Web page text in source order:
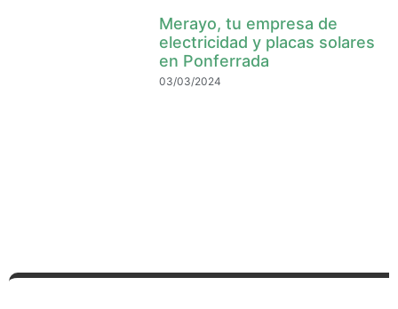
Merayo, tu empresa de
electricidad y placas solares
en Ponferrada
03/03/2024